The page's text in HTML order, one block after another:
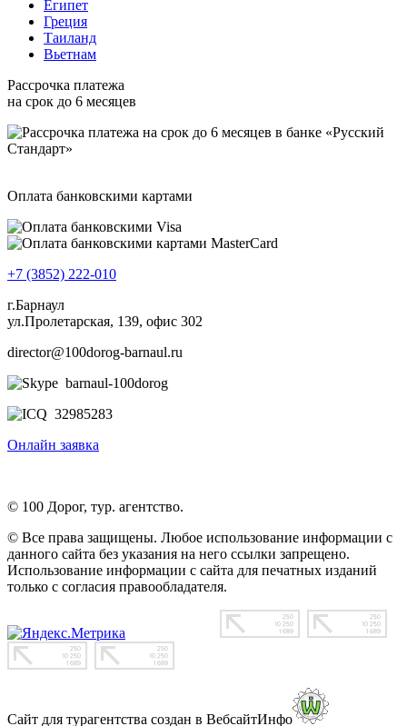
Египет
Греция
Таиланд
Вьетнам
Рассрочка платежа
на срок до 6 месяцев
Оплата банковскими картами
+7 (3852) 222-010
г.Барнаул
ул.Пролетарская, 139, офис 302
director@100dorog-barnaul.ru
barnaul-100dorog
32985283
Онлайн заявка
© 100 Дорог, тур. агентство.
© Все права защищены. Любое использование информации с
данного сайта без указания на него ссылки запрещено.
Использование информации с сайта для печатных изданий
только с согласия правообладателя.
Сайт для турагентства создан в ВебсайтИнфо